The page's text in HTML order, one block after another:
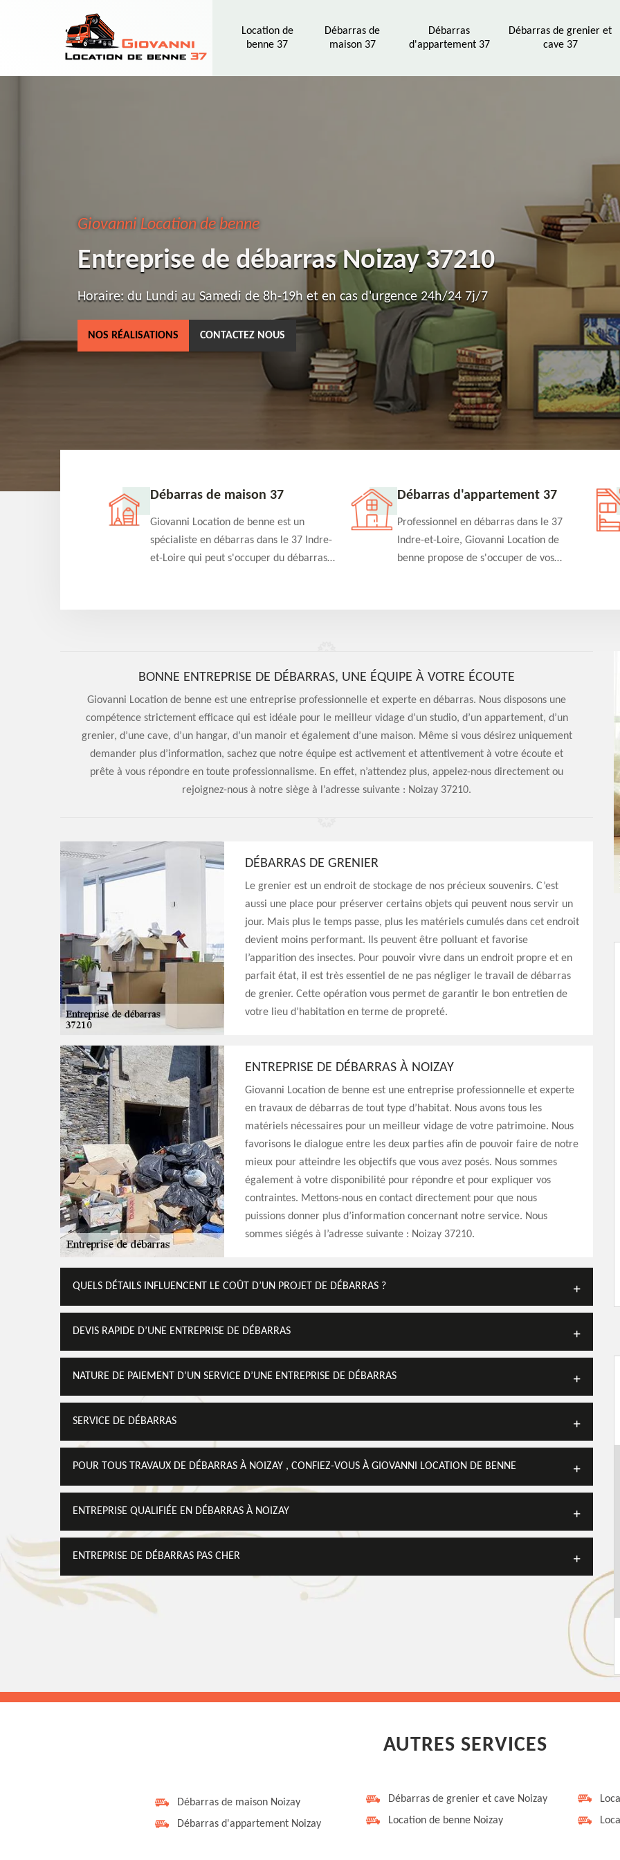
Location de
benne 37
Débarras de
maison 37
Débarras
d'appartement 37
Débarras de grenier et
cave 37
Giovanni Location de benne
Entreprise de débarras Noizay 37210
Horaire: du Lundi au Samedi de 8h-19h et en cas d'urgence 24h/24 7j/7
NOS RÉALISATIONS CONTACTEZ NOUS
37 Débarras de maison 37
Giovanni Location de benne est un
spécialiste en débarras dans le 37 Indre-
et-Loire qui peut s'occuper du débarras
et efficace
Débarras d'appartement 37
Professionnel en débarras dans le 37
Indre-et-Loire, Giovanni Location de
benne propose de s'occuper de vos
qualité en toute circonstance
BONNE ENTREPRISE DE DÉBARRAS, UNE ÉQUIPE À VOTRE ÉCOUTE
Giovanni Location de benne est une entreprise professionnelle et experte en débarras. Nous disposons une
compétence strictement efficace qui est idéale pour le meilleur vidage d’un studio, d’un appartement, d’un
grenier, d’une cave, d’un hangar, d’un manoir et également d’une maison. Même si vous désirez uniquement
demander plus d’information, sachez que notre équipe est activement et attentivement à votre écoute et
prête à vous répondre en toute professionnalisme. En effet, n’attendez plus, appelez-nous directement ou
rejoignez-nous à notre siège à l’adresse suivante : Noizay 37210.
DÉBARRAS DE GRENIER
Le grenier est un endroit de stockage de nos précieux souvenirs. C’est
aussi une place pour préserver certains objets qui peuvent nous servir un
jour. Mais plus le temps passe, plus les matériels cumulés dans cet endroit
devient moins performant. Ils peuvent être polluant et favorise
l’apparition des insectes. Pour pouvoir vivre dans un endroit propre et en
parfait état, il est très essentiel de ne pas négliger le travail de débarras
de grenier. Cette opération vous permet de garantir le bon entretien de
votre lieu d’habitation en terme de propreté.
ENTREPRISE DE DÉBARRAS À NOIZAY
Giovanni Location de benne est une entreprise professionnelle et experte
en travaux de débarras de tout type d’habitat. Nous avons tous les
matériels nécessaires pour un meilleur vidage de votre patrimoine. Nous
favorisons le dialogue entre les deux parties afin de pouvoir faire de notre
mieux pour atteindre les objectifs que vous avez posés. Nous sommes
également à votre disponibilité pour répondre et pour expliquer vos
contraintes. Mettons-nous en contact directement pour que nous
puissions donner plus d’information concernant notre service. Nous
sommes siégés à l’adresse suivante : Noizay 37210.
QUELS DÉTAILS INFLUENCENT LE COÛT D’UN PROJET DE DÉBARRAS ?
DEVIS RAPIDE D’UNE ENTREPRISE DE DÉBARRAS
NATURE DE PAIEMENT D’UN SERVICE D’UNE ENTREPRISE DE DÉBARRAS
SERVICE DE DÉBARRAS
POUR TOUS TRAVAUX DE DÉBARRAS À NOIZAY , CONFIEZ-VOUS À GIOVANNI LOCATION DE BENNE
ENTREPRISE QUALIFIÉE EN DÉBARRAS À NOIZAY
ENTREPRISE DE DÉBARRAS PAS CHER
AUTRES SERVICES
Débarras de maison Noizay
Débarras d'appartement Noizay
Débarras de grenier et cave Noizay
Location de benne Noizay